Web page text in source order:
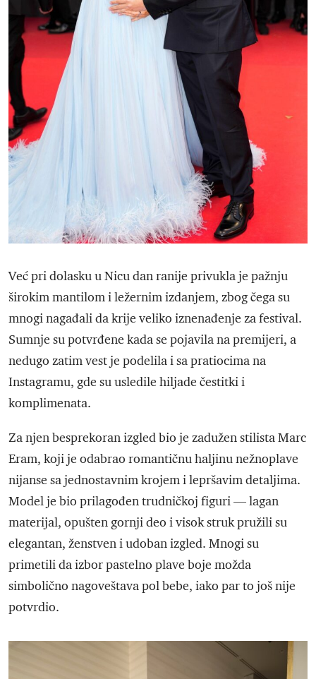
Već pri dolasku u Nicu dan ranije privukla je pažnju
širokim mantilom i ležernim izdanjem, zbog čega su
mnogi nagađali da krije veliko iznenađenje za festival.
Sumnje su potvrđene kada se pojavila na premijeri, a
nedugo zatim vest je podelila i sa pratiocima na
Instagramu, gde su usledile hiljade čestitki i
komplimenata.
Za njen besprekoran izgled bio je zadužen stilista Marc
Eram, koji je odabrao romantičnu haljinu nežnoplave
nijanse sa jednostavnim krojem i lepršavim detaljima.
Model je bio prilagođen trudničkoj figuri — lagan
materijal, opušten gornji deo i visok struk pružili su
elegantan, ženstven i udoban izgled. Mnogi su
primetili da izbor pastelno plave boje možda
simbolično nagoveštava pol bebe, iako par to još nije
potvrdio.